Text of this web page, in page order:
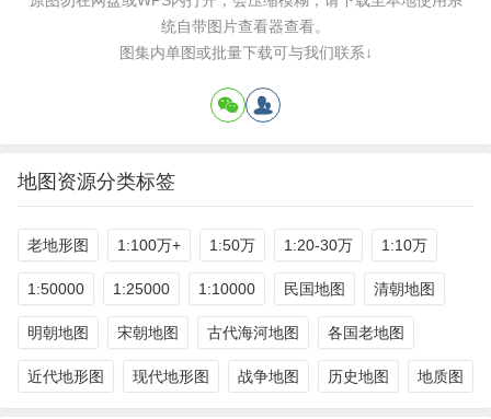
统自带图片查看器查看。
图集内单图或批量下载可与我们联系↓
地图资源分类标签
老地形图 1:100万+ 1:50万 1:20-30万 1:10万
1:50000 1:25000 1:10000 民国地图 清朝地图
明朝地图 宋朝地图 古代海河地图 各国老地图
近代地形图 现代地形图 战争地图 历史地图 地质图